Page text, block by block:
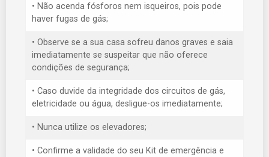
• Não acenda fósforos nem isqueiros, pois pode
haver fugas de gás;
• Observe se a sua casa sofreu danos graves e saia
imediatamente se suspeitar que não oferece
condições de segurança;
• Caso duvide da integridade dos circuitos de gás,
eletricidade ou água, desligue-os imediatamente;
• Nunca utilize os elevadores;
• Confirme a validade do seu Kit de emergência e